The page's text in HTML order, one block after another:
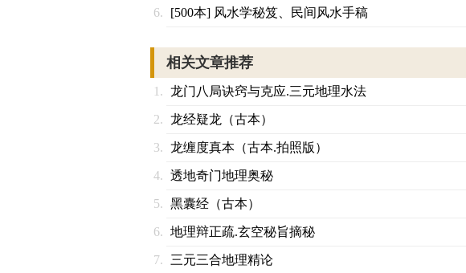
[500本] 风水学秘笈、民间风水手稿
相关文章推荐
龙门八局诀窍与克应.三元地理水法
龙经疑龙（古本）
龙缠度真本（古本.拍照版）
透地奇门地理奥秘
黑囊经（古本）
地理辩正疏.玄空秘旨摘秘
三元三合地理精论